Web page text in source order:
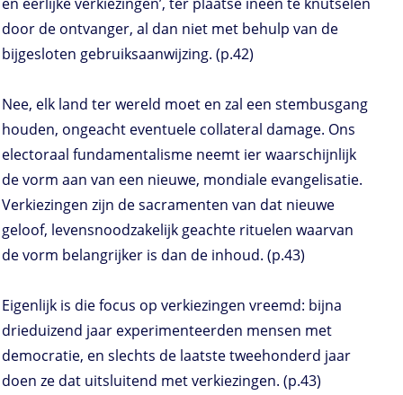
door de ontvanger, al dan niet met behulp van de
bijgesloten gebruiksaanwijzing. (p.42)
Nee, elk land ter wereld moet en zal een stembusgang
houden, ongeacht eventuele collateral damage. Ons
electoraal fundamentalisme neemt ier waarschijnlijk
de vorm aan van een nieuwe, mondiale evangelisatie.
Verkiezingen zijn de sacramenten van dat nieuwe
geloof, levensnoodzakelijk geachte rituelen waarvan
de vorm belangrijker is dan de inhoud. (p.43)
Eigenlijk is die focus op verkiezingen vreemd: bijna
drieduizend jaar experimenteerden mensen met
democratie, en slechts de laatste tweehonderd jaar
doen ze dat uitsluitend met verkiezingen. (p.43)